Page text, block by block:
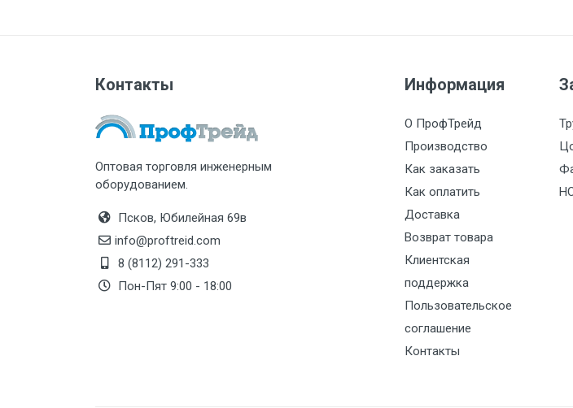
Контакты
Оптовая торговля инженерным
оборудованием.
Псков, Юбилейная 69в
info@proftreid.com
8 (8112) 291-333
Пон-Пят 9:00 - 18:00
Информация
О ПрофТрейд
Производство
Как заказать
Как оплатить
Доставка
Возврат товара
Клиентская
поддержка
Пользовательское
соглашение
Контакты